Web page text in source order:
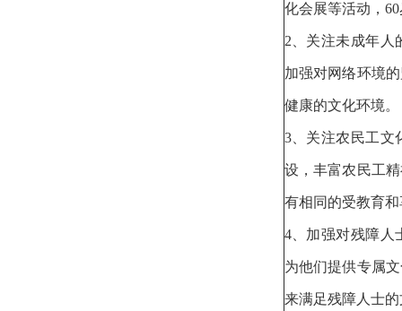
化会展等活动，
2、关注未成年人
加强对网络环境
健康的文化环境
3、关注农民工文
设，丰富农民工
有相同的受教育
4、加强对残障人
为他们提供专属
来满足残障人士